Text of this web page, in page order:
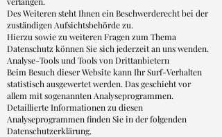
Des Weiteren steht Ihnen ein Beschwerderecht bei der
zuständigen Aufsichtsbehörde zu.
Hierzu sowie zu weiteren Fragen zum Thema
Datenschutz können Sie sich jederzeit an uns wenden.
Analyse-Tools und Tools von Drittanbietern
Beim Besuch dieser Website kann Ihr Surf-Verhalten
statistisch ausgewertet werden. Das geschieht vor
allem mit sogenannten Analyseprogrammen.
Detaillierte Informationen zu diesen
Analyseprogrammen finden Sie in der folgenden
Datenschutzerklärung.